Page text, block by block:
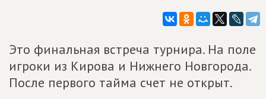
Это финальная встреча турнира. На поле
игроки из Кирова и Нижнего Новгорода.
После первого тайма счет не открыт.